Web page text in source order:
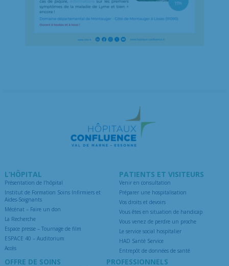
L’HÔPITAL
Présentation de l’hôpital
Institut de Formation Soins Infirmiers et
Aides-Soignants
Mécénat – Faire un don
La Recherche
Espace presse – Tournage de film
ESPACE 40 – Auditorium
Accès
PATIENTS ET VISITEURS
Venir en consultation
Préparer une hospitalisation
Vos droits et devoirs
Vous êtes en situation de handicap
Vous venez de perdre un proche
Le service social hospitalier
HAD Santé Service
Entrepôt de données de santé
OFFRE DE SOINS PROFESSIONNELS